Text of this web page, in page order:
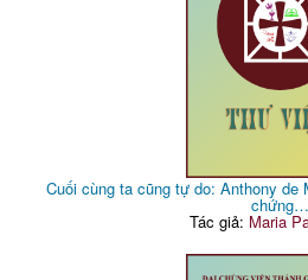
Cuối cùng ta cũng tự do: Anthony de
chứng…
Tác giả: Maria